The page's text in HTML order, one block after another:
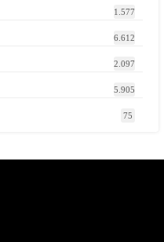
1.577
6.612
2.097
5.905
75